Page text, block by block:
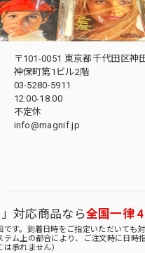
〒101-0051 東京都千代田区神
神保町第1ビル2階
03-5280-5911
12:00-18:00
不定休
info@magnif.jp
」対応商品なら全国一律
です。到着日時をご指定いただいても
テム上の都合により、ご注文時に日時
承れません）